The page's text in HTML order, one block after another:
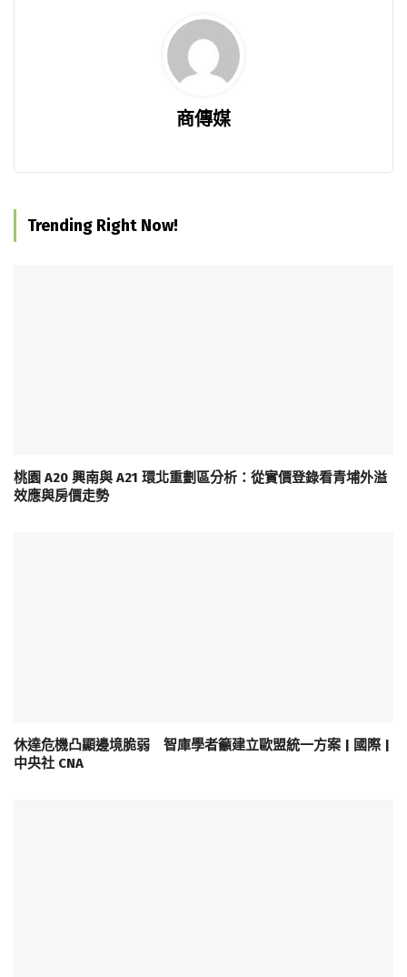
商傳媒
Trending Right Now!
桃園 A20 興南與 A21 環北重劃區分析：從實價登錄看青埔外溢
效應與房價走勢
休達危機凸顯邊境脆弱 智庫學者籲建立歐盟統一方案 | 國際 |
中央社 CNA